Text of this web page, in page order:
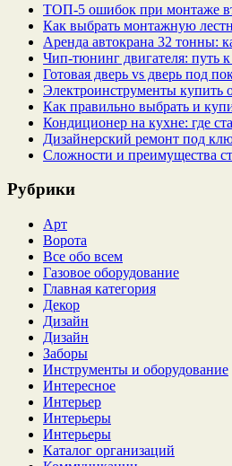
ТОП-5 ошибок при монтаже
Как выбрать монтажную
Аренда автокрана 32 тонны:
Чип‑тюнинг двигателя:
Готовая дверь vs дверь под
Электроинструменты купить
Как правильно выбрать и
Кондиционер на кухне: где
Дизайнерский ремонт под
Сложности и преимущества
Рубрики
Арт
Ворота
Все обо всем
Газовое оборудование
Главная категория
Декор
Дизайн
Дизайн
Заборы
Инструменты и оборудование
Интересное
Интерьер
Интерьеры
Интерьеры
Каталог организаций